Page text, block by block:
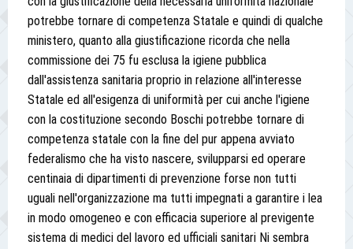
potrebbe tornare di competenza Statale e quindi di qualche
ministero, quanto alla giustificazione ricorda che nella
commissione dei 75 fu esclusa la igiene pubblica
dall'assistenza sanitaria proprio in relazione all'interesse
Statale ed all'esigenza di uniformità per cui anche l'igiene
con la costituzione secondo Boschi potrebbe tornare di
competenza statale con la fine del pur appena avviato
federalismo che ha visto nascere, svilupparsi ed operare
centinaia di dipartimenti di prevenzione forse non tutti
uguali nell'organizzazione ma tutti impegnati a garantire i lea
in modo omogeneo e con efficacia superiore al previgente
sistema di medici del lavoro ed ufficiali sanitari Ni sembra